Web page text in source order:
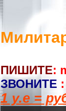
ПИШИТЕ:
ЗВОНИТЕ :
1 у.е =